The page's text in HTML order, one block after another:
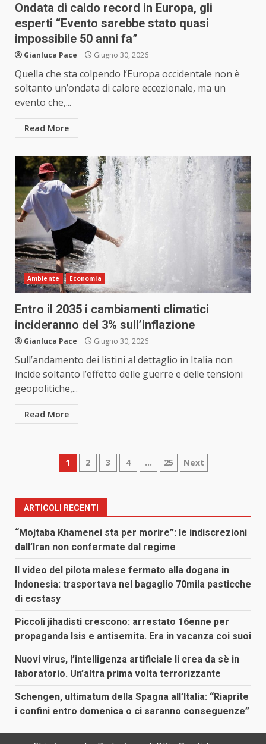
Ondata di caldo record in Europa, gli
esperti “Evento sarebbe stato quasi
impossibile 50 anni fa”
Gianluca Pace Giugno 30, 2026
Quella che sta colpendo l’Europa occidentale non è
soltanto un’ondata di calore eccezionale, ma un
evento che,...
Read More
Ambiente Economia
Entro il 2035 i cambiamenti climatici
incideranno del 3% sull’inflazione
Gianluca Pace Giugno 30, 2026
Sull’andamento dei listini al dettaglio in Italia non
incide soltanto l’effetto delle guerre e delle tensioni
geopolitiche,...
Read More
Paginazione
articoli
1 2 3 4 … 25 Next
ARTICOLI RECENTI
“Mojtaba Khamenei sta per morire”: le indiscrezioni
dall’Iran non confermate dal regime
Il video del pilota malese fermato alla dogana in
Indonesia: trasportava nel bagaglio 70mila pasticche
di ecstasy
Piccoli jihadisti crescono: arrestato 16enne per
propaganda Isis e antisemita. Era in vacanza coi suoi
Nuovi virus, l’intelligenza artificiale li crea da sè in
laboratorio. Un’altra prima volta terrorizzante
Schengen, ultimatum della Spagna all’Italia: “Riaprite
i confini entro domenica o ci saranno conseguenze”